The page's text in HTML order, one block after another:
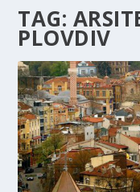
TAG:
PLOVDIV